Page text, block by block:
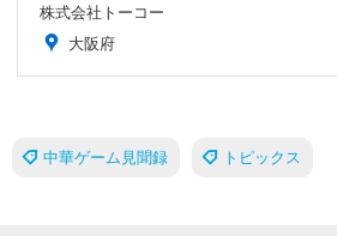
株式会社トーコー
大阪府
中華ゲーム見聞録 トピックス